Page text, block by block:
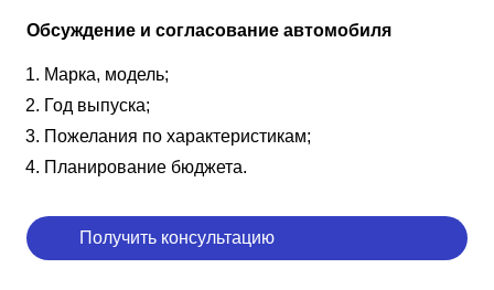
Обсуждение и согласование автомобиля
Марка, модель;
Год выпуска;
Пожелания по характеристикам;
Планирование бюджета.
Получить консультацию